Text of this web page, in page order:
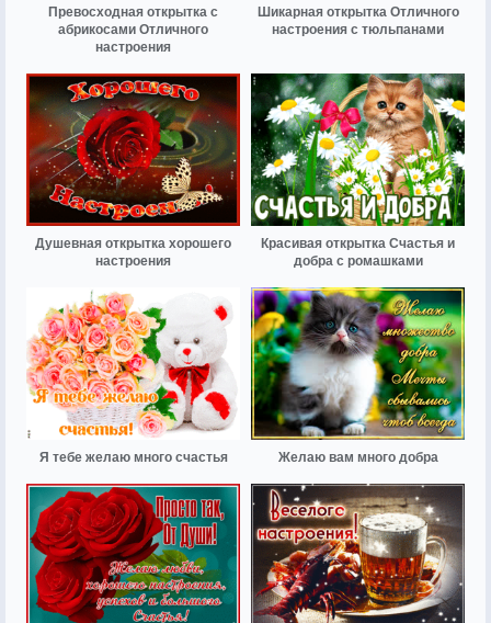
Превосходная открытка с
абрикосами Отличного
настроения
Шикарная открытка Отличного
настроения с тюльпанами
Душевная открытка хорошего
настроения
Красивая открытка Счастья и
добра с ромашками
Я тебе желаю много счастья Желаю вам много добра